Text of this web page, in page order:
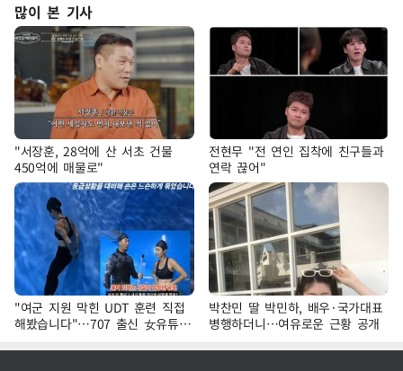
많이 본 기사
"서장훈, 28억에 산 서초 건물
450억에 매물로"
전현무 "전 연인 집착에 친구들과
연락 끊어"
"여군 지원 막힌 UDT 훈련 직접
해봤습니다"…707 출신 女유튜버
'완벽 소화'
박찬민 딸 박민하, 배우·국가대표
병행하더니…여유로운 근황 공개